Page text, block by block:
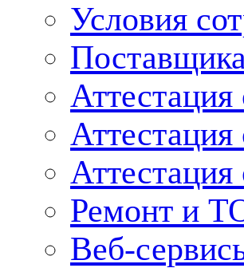
Условия
Ремонт и
Веб-